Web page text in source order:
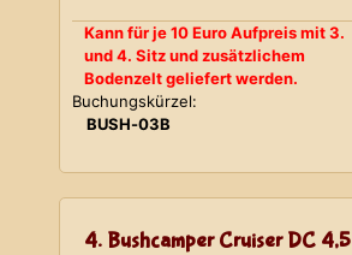
Kann für je 10 Euro Aufpreis mit 3.
und 4. Sitz und zusätzlichem
Bodenzelt geliefert werden.
Buchungskürzel:
BUSH-03B
4. Bushcamper Cruiser DC 4,5